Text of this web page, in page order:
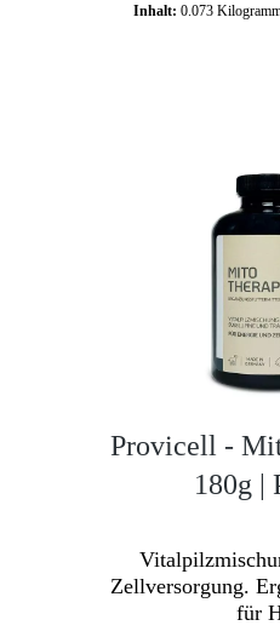
Inhalt: 0.073
Provicell -
180g |
Zellversorgung.
für